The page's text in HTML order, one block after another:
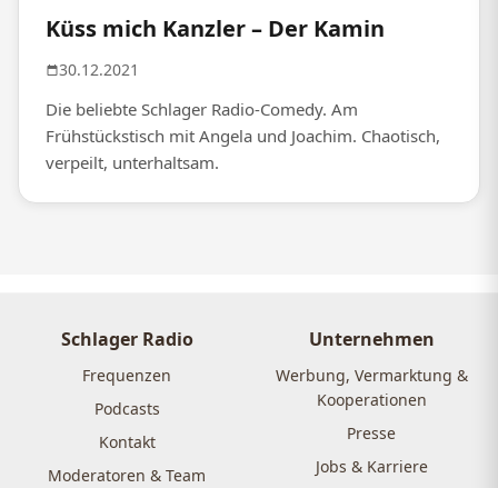
Küss mich Kanzler – Der Kamin
30.12.2021
Die beliebte Schlager Radio-Comedy. Am
Frühstückstisch mit Angela und Joachim. Chaotisch,
verpeilt, unterhaltsam.
Schlager Radio
Frequenzen
Podcasts
Kontakt
Moderatoren & Team
Unternehmen
Werbung, Vermarktung &
Kooperationen
Presse
Jobs & Karriere